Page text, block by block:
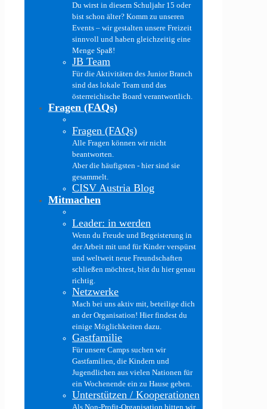
Du wirst in diesem Schuljahr 15 oder
bist schon älter? Komm zu unseren
Events – wir gestalten unsere Freizeit
sinnvoll und haben gleichzeitig eine
Menge Spaß!
JB Team
Für die Aktivitäten des Junior Branch
sind das lokale Team und das
österreichische Board verantwortlich.
Fragen (FAQs)
Fragen (FAQs)
Alle Fragen können wir nicht
beantworten.
Aber die häufigsten - hier sind sie
gesammelt.
CISV Austria Blog
Mitmachen
Leader: in werden
Wenn du Freude und Begeisterung in
der Arbeit mit und für Kinder verspürst
und weltweit neue Freundschaften
schließen möchtest, bist du hier genau
richtig.
Netzwerke
Mach bei uns aktiv mit, beteilige dich
an der Organisation! Hier findest du
einige Möglichkeiten dazu.
Gastfamilie
Für unsere Camps suchen wir
Gastfamilien, die Kindern und
Jugendlichen aus vielen Nationen für
ein Wochenende ein zu Hause geben.
Unterstützen / Kooperationen
Als Non-Profit-Organisation bitten wir